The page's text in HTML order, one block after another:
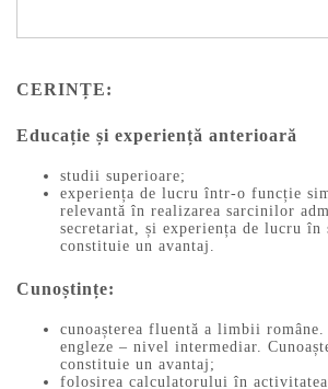
CERINȚE:
Educație și experiență anterioară
studii superioare;
experiența de lucru într-o funcție
relevantă în realizarea sarcinilor
secretariat, și experiența de lucru în
constituie un avantaj.
Cunoștințe:
cunoașterea fluentă a limbii
engleze – nivel intermediar.
constituie un avantaj;
folosirea calculatorului în